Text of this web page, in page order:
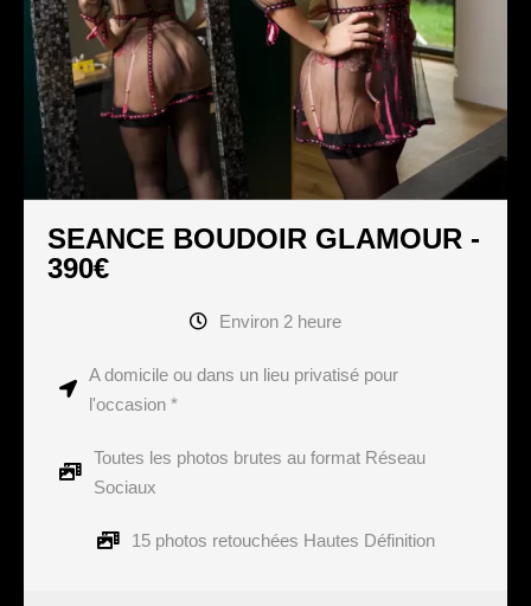
SEANCE BOUDOIR GLAMOUR -
390€
Environ 2 heure
A domicile ou dans un lieu privatisé pour
l'occasion *
Toutes les photos brutes au format Réseau
Sociaux
15 photos retouchées Hautes Définition